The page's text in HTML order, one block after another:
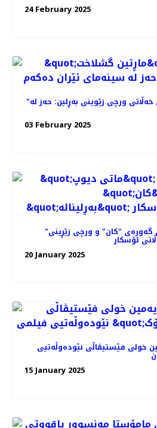
24 February 2025
"ماڕتین گشلاخت" هە‌ڵگری خه‌ڵاتی ورچی زێوینی بەڕلین: حه‌ز له
03 February 2025
"ماتی دیوپ" لە خه‌ڵاته‌کی گه‌وره‌ی "کان" و ورچی زێڕینی
ئۆسکار
20 January 2025
خولی فێستیڤاڵی نێودەوڵەتیی
15 January 2025